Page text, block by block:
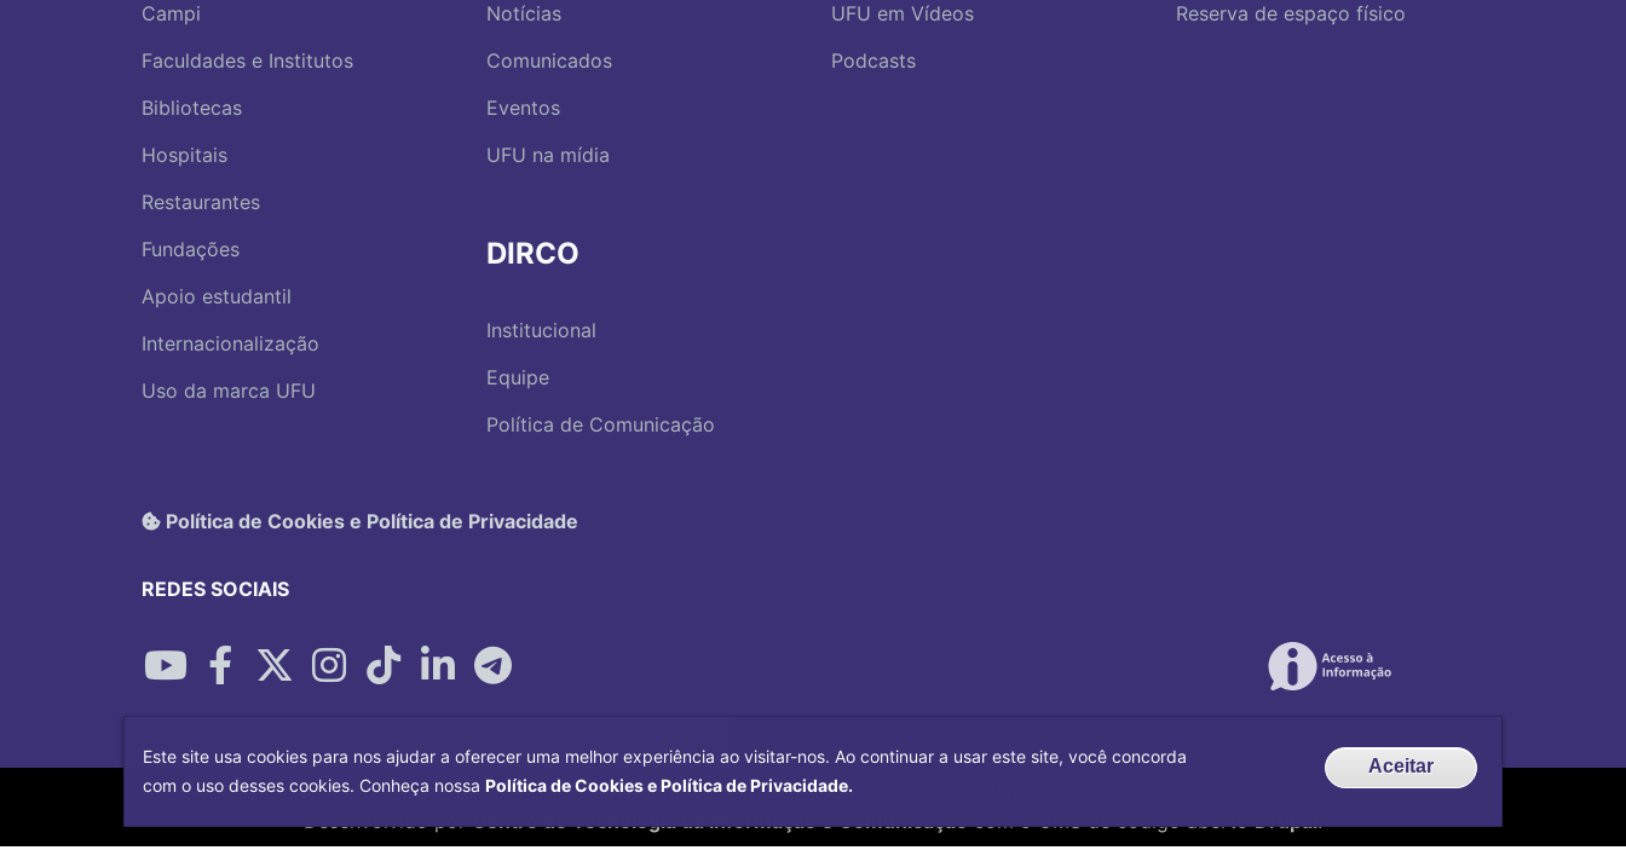
Campi
Faculdades e Institutos
Bibliotecas
Hospitais
Restaurantes
Fundações
Apoio estudantil
Internacionalização
Uso da marca UFU
Notícias
Comunicados
Eventos
UFU na mídia
DIRCO
Institucional
Equipe
Política de Comunicação
UFU em Vídeos
Podcasts
Reserva de espaço físico
Política de Cookies e Política de Privacidade
REDES SOCIAIS
Copyright©2026Universidade Federal Uberlândia.
Desenvolvido por Centro de Tecnologia da Informação e Comunicação com o CMS de código aberto Drupal
Este site usa cookies para nos ajudar a oferecer uma melhor experiência ao visitar-nos. Ao continuar a usar este site, você concorda
com o uso desses cookies. Conheça nossa Política de Cookies e Política de Privacidade.
Aceitar